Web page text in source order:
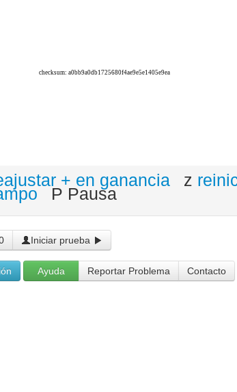
+ en ganancia z
P Pausa
Iniciar prueba
Ayuda Reportar Problema Contacto